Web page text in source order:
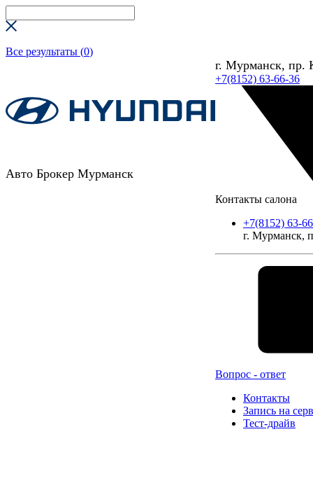
Все результаты (0)
Авто Брокер Мурманск
г. Мурманск, пр.
+7(8152) 63-66-36
Контакты салона
+7(8152) 63-
г. Мурманск,
Вопрос - ответ
Контакты
Запись на
Тест-драйв